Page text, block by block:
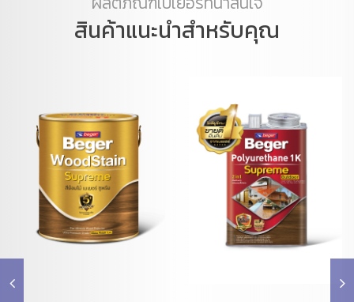
สินค้าแนะนำสำหรับคุณ